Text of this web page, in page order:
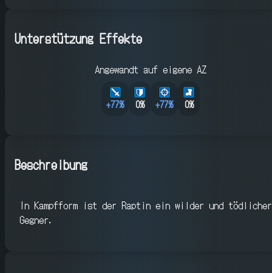
Unterstützung Effekte
Angewandt auf eigene AZ
+77% 0% +77% 0%
Beschreibung
In Kampfform ist der Raptin ein wilder und tödlicher
Gegner.